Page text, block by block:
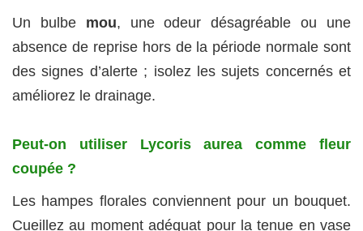
Un bulbe mou, une odeur désagréable ou une
absence de reprise hors de la période normale sont
des signes d’alerte ; isolez les sujets concernés et
améliorez le drainage.
Peut-on utiliser Lycoris aurea comme fleur
coupée ?
Les hampes florales conviennent pour un bouquet.
Cueillez au moment adéquat pour la tenue en vase